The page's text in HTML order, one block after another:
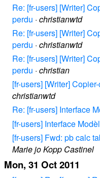
Re: [fr-users] [Writer]
perdu · christianwtd
Re: [fr-users] [Writer]
perdu · christianwtd
Re: [fr-users] [Writer]
perdu · christian
[fr-users] [Writer]
christianwtd
Re: [fr-users] Interface
[fr-users] Interface
[fr-users] Fwd: pb calc
Marie jo Kopp Castinel
Mon, 31 Oct 2011